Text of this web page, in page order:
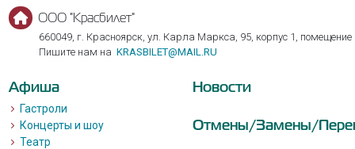
ООО "Красбилет"
660049, г. Красноярск, ул. Карла Маркса, 95, корпус 1, помещение
Пишите нам на KRASBILET@MAIL.RU
Афиша
Гастроли
Концерты и шоу
Театр
Новости
Отмены/Замены/